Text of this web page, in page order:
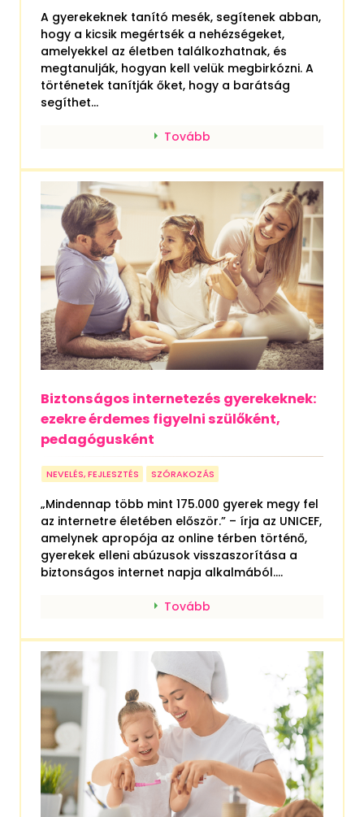
A gyerekeknek tanító mesék, segítenek abban,
hogy a kicsik megértsék a nehézségeket,
amelyekkel az életben találkozhatnak, és
megtanulják, hogyan kell velük megbirkózni. A
történetek tanítják őket, hogy a barátság
segíthet...
Tovább
Biztonságos internetezés gyerekeknek:
ezekre érdemes figyelni szülőként,
pedagógusként
NEVELÉS, FEJLESZTÉS SZÓRAKOZÁS
„Mindennap több mint 175.000 gyerek megy fel
az internetre életében először.” – írja az UNICEF,
amelynek apropója az online térben történő,
gyerekek elleni abúzusok visszaszorítása a
biztonságos internet napja alkalmából....
Tovább